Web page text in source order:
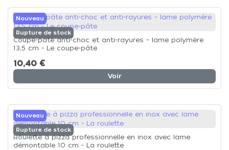
Nouveau
Rupture de stock
Coupe-pâte anti-choc et anti-rayures – lame polymère
13,5 cm - Le coupe-pâte
10,40 €
Voir
Nouveau
Rupture de stock
Roulette à pizza professionnelle en inox avec lame
démontable 10 cm - La roulette